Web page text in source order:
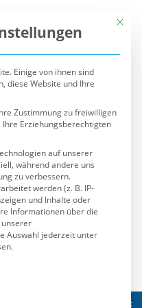
Mit
Einige von ihnen sind
diese Website und Ihre
Zustimmung zu freiwilligen
Erziehungsberechtigten
auf unserer
während andere uns
zu verbessern.
werden (z. B. IP-
und Inhalte oder
Informationen über die
unserer
Auswahl jederzeit unter
für die eine